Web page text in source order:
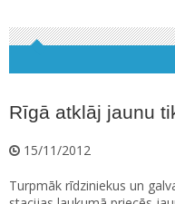
Rīgā atklāj jaunu
15/11/2012
Turpmāk rīdziniekus un